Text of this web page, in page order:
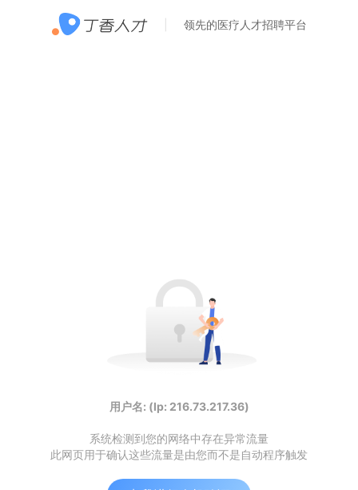
领先的医疗人才招聘平台
用户名: (Ip: 216.73.217.36)
系统检测到您的网络中存在异常流量
此网页用于确认这些流量是由您而不是自动程序触发